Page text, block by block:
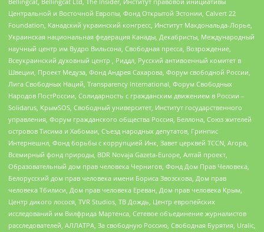
Центральной и Восточной Европы, Фонд Открытой Эстонии, Calvert 22
Foundation, Канадский украинский конгресс, Институт Макдональда-Лорье,
Украинская национальная федерация Канады, Декабристы, Международный
научный центр им Вудро Вильсона, Свободная пресса, Возрождение,
Всеукраинский духовный центр , Риддл, Русский антивоенный комитет в
Швеции, Проект Медуза, Фонд Андрея Сахарова, Форум свободной России,
Лига Свободных Наций, Transparеncy International, Форум Свободных
Народов ПостРоссии, Солидарность с гражданским движением в России –
Solidarus, КрымSOS, Свободный университет, Институт государственного
управления, Форум гражданского общества Россия, Беллона, Союз жителей
островов Тисима и Хабомаи, Съезд народных депутатов, Гринпис
Интернешнл, Фонд борьбы с коррупцией Инк, Завет церквей TCCN, Агора,
Всемирный фонд природы, BDR Novaja Gazeta-Europe, Алтай проект,
Образовательный дом прав человека Чернигов, Фонд Дом Прав Человека,
Белорусский дом прав человека имени Бориса Звозскова, Дом прав
человека Тбилиси, Дом прав человека Ереван, Дом прав человека Крым,
Центр дикого лосося, TVR Studios, ТВ Дождь, Центр европейских
исследований им Вилфрида Мартенса, Сетевое объединение журналистов
расследователей, АЛЛАТРА, За свободную Россию, Свободная Бурятия, Uralic,